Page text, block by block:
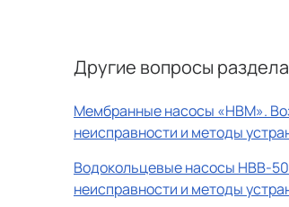
Другие вопросы раздела
Мембранные насосы «НВМ».
неисправности и методы
Водокольцевые насосы НВВ-
неисправности и методы